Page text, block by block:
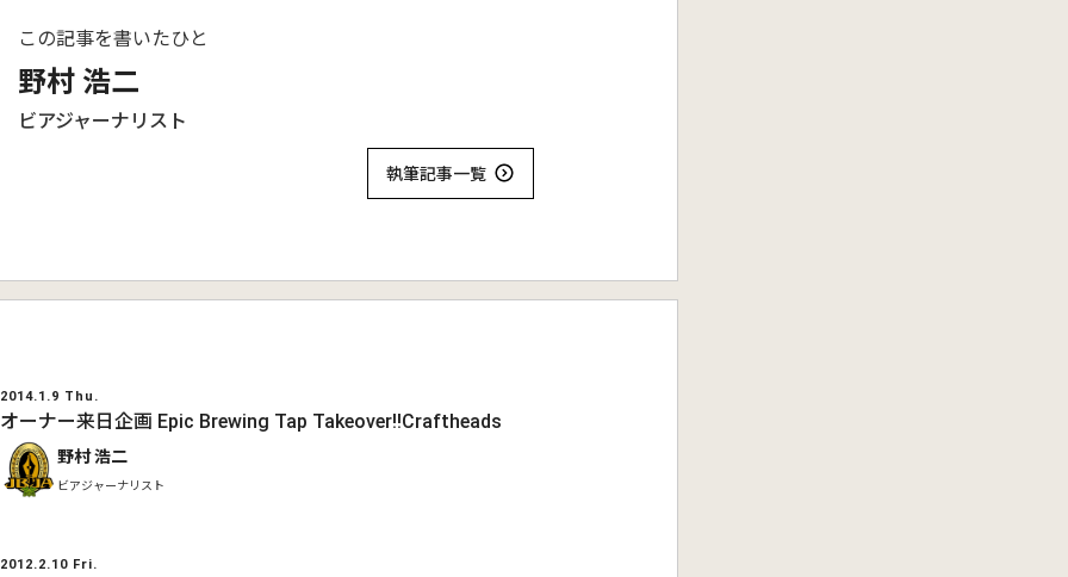
この記事を書いたひと
野村 浩二
ビアジャーナリスト
執筆記事一覧
2014.1.9 Thu.
オーナー来日企画 Epic Brewing Tap Takeover!!Craftheads
野村 浩二
ビアジャーナリスト
2012.2.10 Fri.